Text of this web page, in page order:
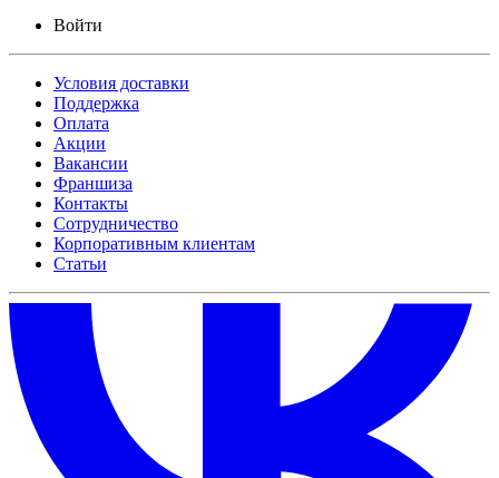
Войти
Условия доставки
Поддержка
Оплата
Акции
Вакансии
Франшиза
Контакты
Сотрудничество
Корпоративным клиентам
Статьи